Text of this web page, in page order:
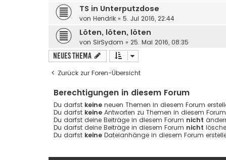
TS in Unterputzdose
von Hendrik » 5. Jul 2016, 22:44
Löten, löten, löten
von SirSydom » 25. Mai 2016, 08:35
Neues Thema
Zurück zur Foren-Übersicht
Berechtigungen in diesem Forum
Du darfst keine neuen Themen in diesem Forum
Du darfst keine Antworten zu Themen in diesem
Du darfst deine Beiträge in diesem Forum nicht
Du darfst deine Beiträge in diesem Forum nicht
Du darfst keine Dateianhänge in diesem Forum